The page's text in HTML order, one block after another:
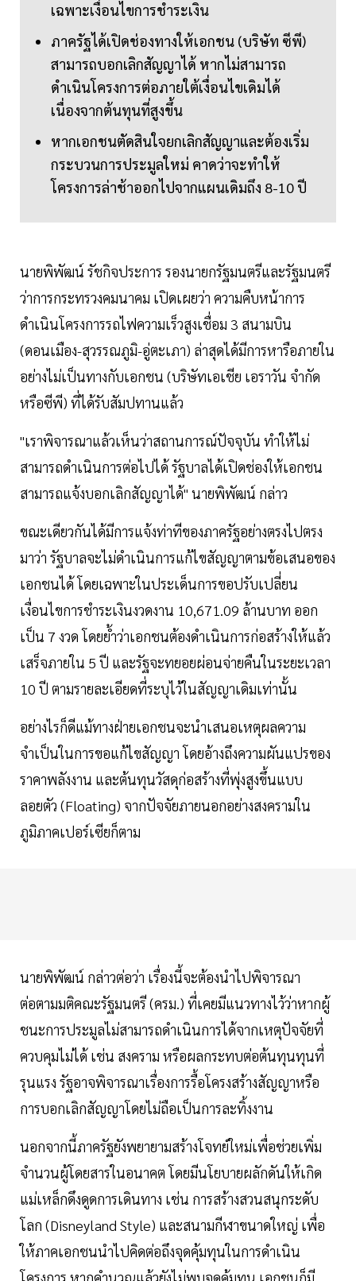
เฉพาะเงื่อนไขการชำระเงิน
ภาครัฐได้เปิดช่องทางให้เอกชน (บริษัท ซีพี)
สามารถบอกเลิกสัญญาได้ หากไม่สามารถ
ดำเนินโครงการต่อภายใต้เงื่อนไขเดิมได้
เนื่องจากต้นทุนที่สูงขึ้น
หากเอกชนตัดสินใจยกเลิกสัญญาและต้องเริ่ม
กระบวนการประมูลใหม่ คาดว่าจะทำให้
โครงการล่าช้าออกไปจากแผนเดิมถึง 8-10 ปี
นายพิพัฒน์ รัชกิจประการ รองนายกรัฐมนตรีและรัฐมนตรี
ว่าการกระทรวงคมนาคม เปิดเผยว่า ความคืบหน้าการ
ดำเนินโครงการรถไฟความเร็วสูงเชื่อม 3 สนามบิน
(ดอนเมือง-สุวรรณภูมิ-อู่ตะเภา) ล่าสุดได้มีการหารือภายใน
อย่างไม่เป็นทางกับเอกชน (บริษัทเอเชีย เอราวัน จำกัด
หรือซีพี) ที่ได้รับสัมปทานแล้ว
"เราพิจารณาแล้วเห็นว่าสถานการณ์ปัจจุบัน ทำให้ไม่
สามารถดำเนินการต่อไปได้ รัฐบาลได้เปิดช่องให้เอกชน
สามารถแจ้งบอกเลิกสัญญาได้" นายพิพัฒน์ กล่าว
ขณะเดียวกันได้มีการแจ้งท่าทีของภาครัฐอย่างตรงไปตรง
มาว่า รัฐบาลจะไม่ดำเนินการแก้ไขสัญญาตามข้อเสนอของ
เอกชนได้ โดยเฉพาะในประเด็นการขอปรับเปลี่ยน
เงื่อนไขการชำระเงินงวดงาน 10,671.09 ล้านบาท ออก
เป็น 7 งวด โดยย้ำว่าเอกชนต้องดำเนินการก่อสร้างให้แล้ว
เสร็จภายใน 5 ปี และรัฐจะทยอยผ่อนจ่ายคืนในระยะเวลา
10 ปี ตามรายละเอียดที่ระบุไว้ในสัญญาเดิมเท่านั้น
อย่างไรก็ดีแม้ทางฝ่ายเอกชนจะนำเสนอเหตุผลความ
จำเป็นในการขอแก้ไขสัญญา โดยอ้างถึงความผันแปรของ
ราคาพลังงาน และต้นทุนวัสดุก่อสร้างที่พุ่งสูงขึ้นแบบ
ลอยตัว (Floating) จากปัจจัยภายนอกอย่างสงครามใน
ภูมิภาคเปอร์เซียก็ตาม
นายพิพัฒน์ กล่าวต่อว่า เรื่องนี้จะต้องนำไปพิจารณา
ต่อตามมติคณะรัฐมนตรี (ครม.) ที่เคยมีแนวทางไว้ว่าหากผู้
ชนะการประมูลไม่สามารถดำเนินการได้จากเหตุปัจจัยที่
ควบคุมไม่ได้ เช่น สงคราม หรือผลกระทบต่อต้นทุนทุนที่
รุนแรง รัฐอาจพิจารณาเรื่องการรื้อโครงสร้างสัญญาหรือ
การบอกเลิกสัญญาโดยไม่ถือเป็นการละทิ้งงาน
นอกจากนี้ภาครัฐยังพยายามสร้างโจทย์ใหม่เพื่อช่วยเพิ่ม
จำนวนผู้โดยสารในอนาคต โดยมีนโยบายผลักดันให้เกิด
แม่เหล็กดึงดูดการเดินทาง เช่น การสร้างสวนสนุกระดับ
โลก (Disneyland Style) และสนามกีฬาขนาดใหญ่ เพื่อ
ให้ภาคเอกชนนำไปคิดต่อถึงจุดคุ้มทุนในการดำเนิน